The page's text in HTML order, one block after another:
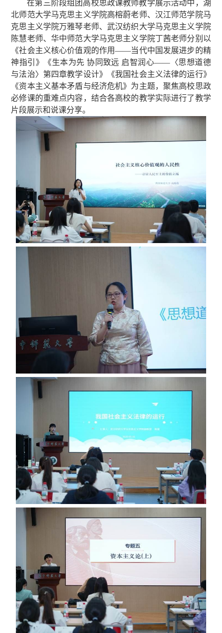
在第三阶段组团高校思政课教师教学展示活动中，湖
北师范大学马克思主义学院高榕蔚老师、汉江师范学院马
克思主义学院万雅琴老师、武汉纺织大学马克思主义学院
陈慧老师、华中师范大学马克思主义学院丁茜老师分别以
《社会主义核心价值观的作用——当代中国发展进步的精
神指引》《生本为先 协同致远 启智润心——〈思想道德
与法治〉第四章教学设计》《我国社会主义法律的运行》
《资本主义基本矛盾与经济危机》为主题，聚焦高校思政
必修课的重难点内容，结合各高校的教学实际进行了教学
片段展示和说课分享。